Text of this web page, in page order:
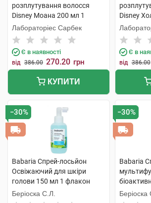
розплутування волосся
Disney Моана 200 мл 1
флакон
Лабораторіес Сарбек
Є в наявності
від 386.00 270.20 грн
КУПИТИ
Disney
1 флакон
Є в
від 386.00
−30%
Babaria Спрей-лосьйон
Освіжаючий для шкіри
голови 150 мл 1 флакон
Беріоска С.Л.
−30%
Babaria
флакон
Беріоска